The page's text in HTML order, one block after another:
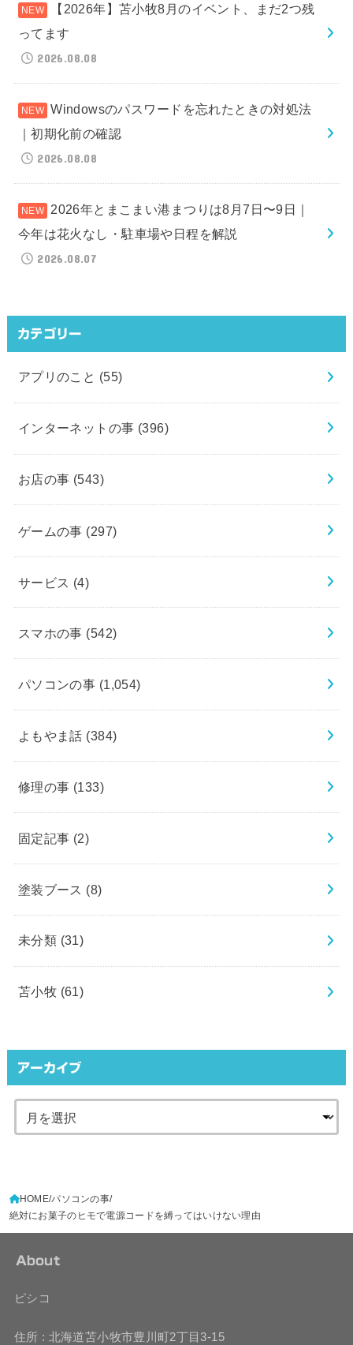
【2026年】苫小牧8月のイベント、まだ2つ残
ってます
2026.08.08
Windowsのパスワードを忘れたときの対処法
｜初期化前の確認
2026.08.08
2026年とまこまい港まつりは8月7日〜9日｜
今年は花火なし・駐車場や日程を解説
2026.08.07
カテゴリー
アプリのこと (55)
インターネットの事 (396)
お店の事 (543)
ゲームの事 (297)
サービス (4)
スマホの事 (542)
パソコンの事 (1,054)
よもやま話 (384)
修理の事 (133)
固定記事 (2)
塗装ブース (8)
未分類 (31)
苫小牧 (61)
アーカイブ
HOME パソコンの事
絶対にお菓子のヒモで電源コードを縛ってはいけない理由
About
ピシコ
住所 : 北海道苫小牧市豊川町2丁目3-15